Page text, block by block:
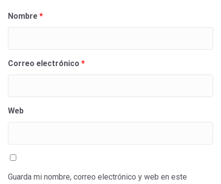
Nombre *
Correo electrónico *
Web
Guarda mi nombre, correo electrónico y web en este